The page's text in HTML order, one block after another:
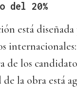
del 20%
está diseñada
de los
la obra está